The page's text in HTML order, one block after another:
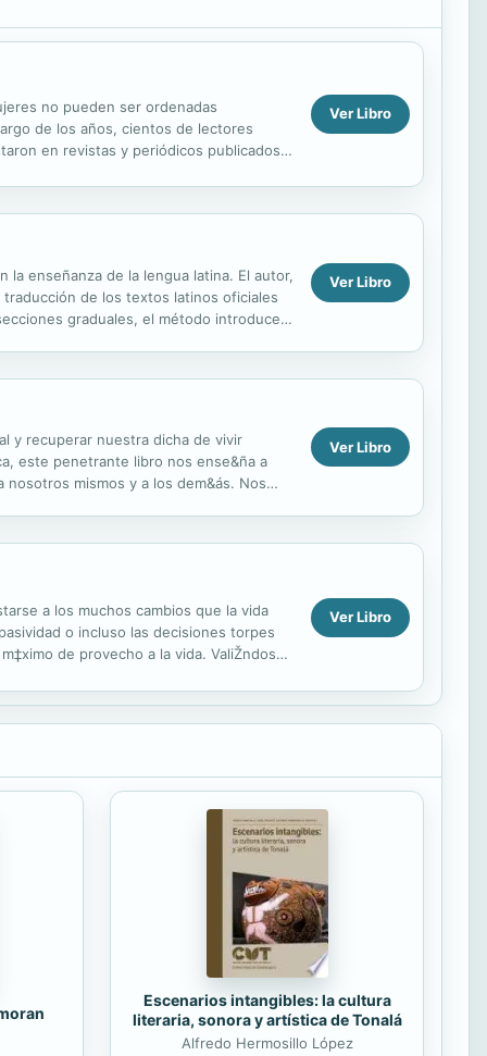
no pueden ser ordenadas
de los años, cientos de lectores
en revistas y periódicos publicados
Ver Libro
enseñanza de la lengua latina. El autor,
de los textos latinos oficiales
graduales, el método introduce y
Ver Libro
y recuperar nuestra dicha de vivir
este penetrante libro nos ense&ña a
mismos y a los dem&ás. Nos
Ver Libro
a los muchos cambios que la vida
o incluso las decisiones torpes
de provecho a la vida. ValiŽndose
Ver Libro
Escenarios intangibles: la cultura
literaria, sonora y artística de Tonalá
Alfredo Hermosillo López